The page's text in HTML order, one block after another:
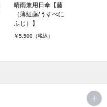
晴雨兼用日傘【藤
（薄紅藤/うすべに
ふじ）】
￥5,500（税込）